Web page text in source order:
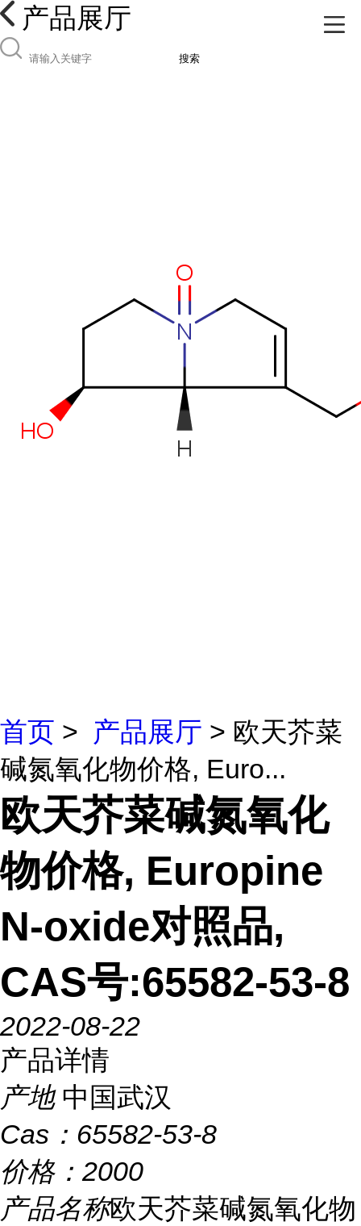
产品展厅
搜索
首页 > 产品展厅 > 欧天芥菜
碱氮氧化物价格, Euro...
欧天芥菜碱氮氧化
物价格, Europine
N-oxide对照品,
CAS号:65582-53-8
2022-08-22
产品详情
产地 中国武汉
Cas： 65582-53-8
价格： 2000
产品名称欧天芥菜碱氮氧化物